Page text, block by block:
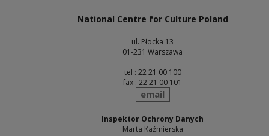
National Centre for Culture Poland
ul. Płocka 13
01-231 Warszawa
tel : 22 21 00 100
fax : 22 21 00 101
send
email
Inspektor Ochrony Danych
Marta Kaźmierska